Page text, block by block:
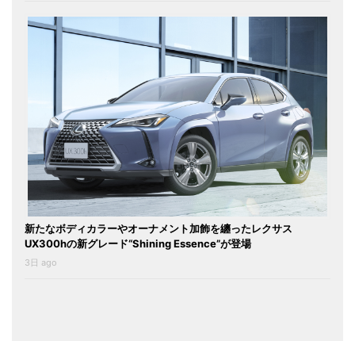
新たなボディカラーやオーナメント加飾を纏ったレクサス
UX300hの新グレード“Shining Essence”が登場
3日 ago